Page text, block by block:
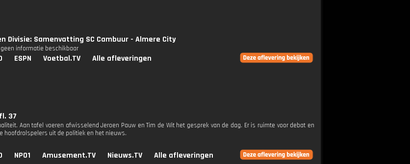
Divisie: Samenvatting SC Cambuur - Almere City
informatie beschikbaar
ESPN Voetbal.TV Alle afleveringen
37
Aan tafel voeren afwisselend Jeroen Pauw en Tim de Wit het gesprek van de dag. Er is ruimte voor debat en
hoofdrolspelers uit de politiek en het nieuws.
NPO1 Amusement.TV Nieuws.TV Alle afleveringen